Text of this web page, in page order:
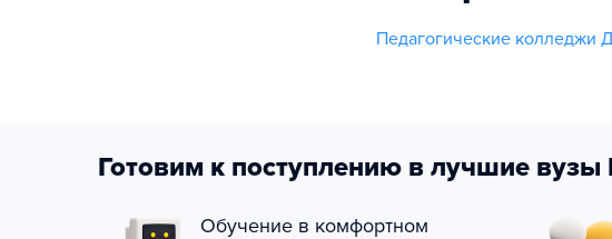
Педагогические колледжи
Готовим к поступлению в лучшие вузы
Обучение в комфортном